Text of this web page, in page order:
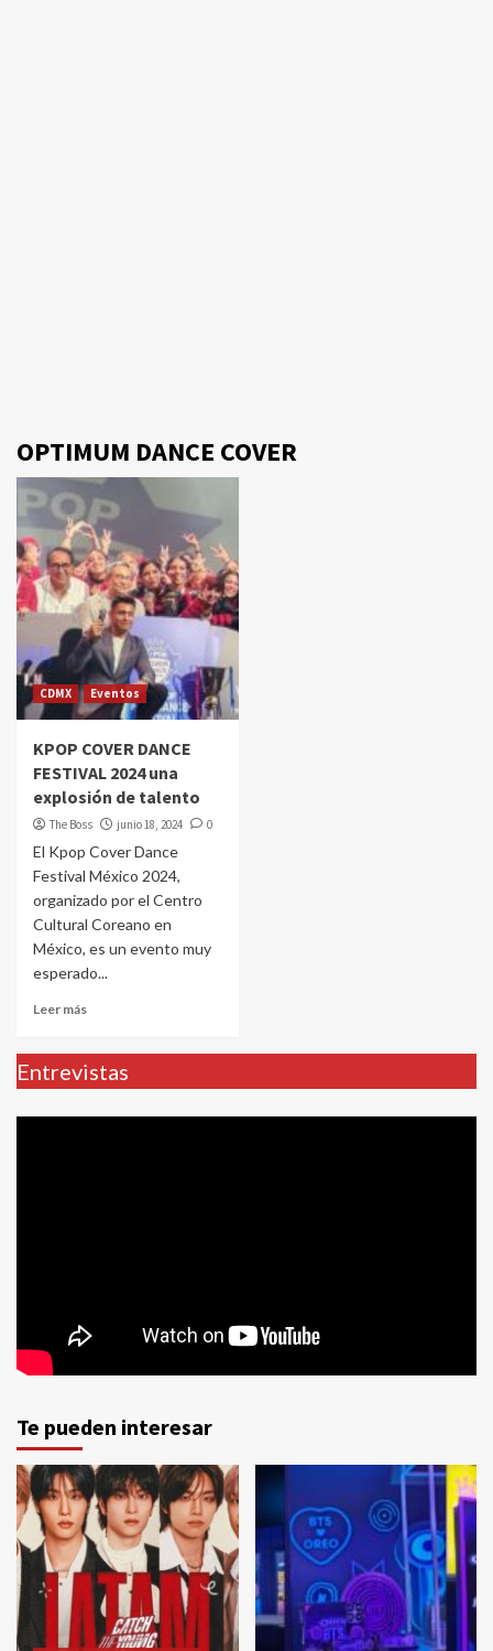
OPTIMUM DANCE COVER
CDMX Eventos
KPOP COVER DANCE
FESTIVAL 2024 una
explosión de talento
The Boss junio 18, 2024 0
El Kpop Cover Dance
Festival México 2024,
organizado por el Centro
Cultural Coreano en
México, es un evento muy
esperado...
Leer más
Entrevistas
Te pueden interesar